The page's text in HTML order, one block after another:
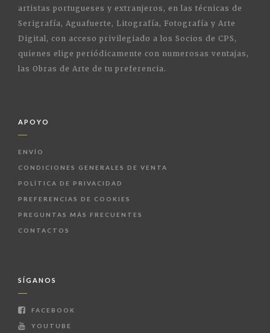
artistas portugueses y extranjeros, en las técnicas de
Serigrafía, Aguafuerte, Litografía, Fotografía y Arte
Digital, con acceso privilegiado a los Socios de CPS,
quienes elige periódicamente con numerosas ventajas,
las Obras de Arte de tu preferencia.
APOYO
ENVÍO
CONDICIONES GENERALES DE VENTA
POLÍTICA DE PRIVACIDAD
PREFERENCIAS DE COOKIES
PREGUNTAS MÁS FRECUENTES
CONTACTOS
SÍGANOS
FACEBOOK
YOUTUBE